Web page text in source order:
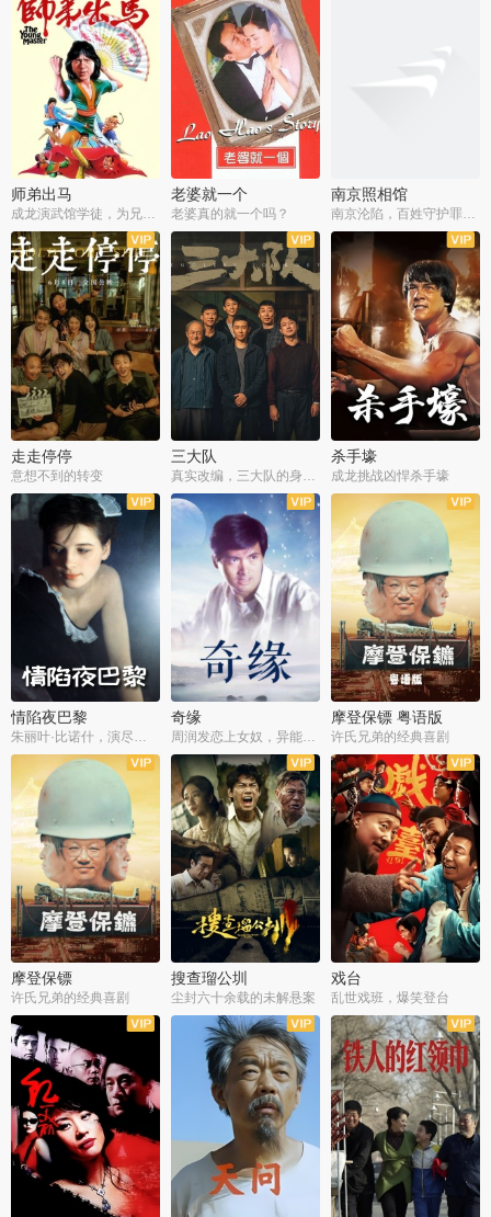
师弟出马
成龙演武馆学徒，为兄搏命战黑道
老婆就一个
老婆真的就一个吗？
南京照相馆
南京沦陷，百姓守护罪证底片
走走停停
意想不到的转变
三大队 杀手壕
成龙挑战凶悍杀手壕
情陷夜巴黎
朱丽叶·比诺什，演尽失爱之痛
奇缘
周润发恋上女奴，异能护体战邪派
摩登保镖 粤语版
许氏兄弟的经典喜剧
摩登保镖
许氏兄弟的经典喜剧
搜查瑠公圳
尘封六十余载的未解悬案
戏台
乱世戏班，爆笑登台